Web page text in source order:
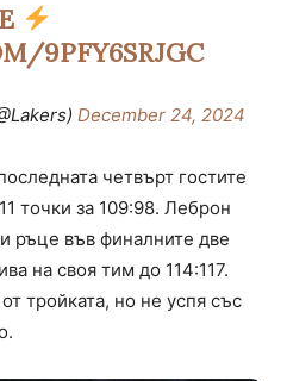
9PFY6SRJGC
December 24, 2024
четвърт гостите
точки за 109:98. Леброн
ръце във финалните две
на своя тим до 114:117.
тройката, но не успя със